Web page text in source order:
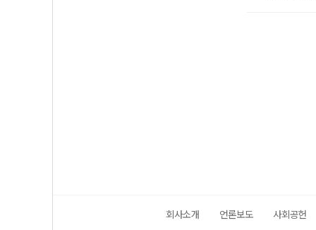
회사소개 언론보도 사회공헌